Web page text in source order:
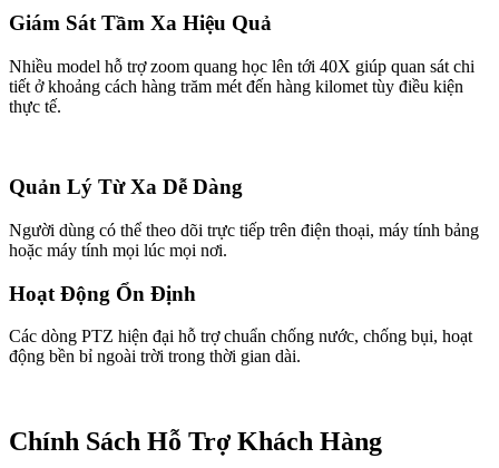
Giám Sát Tầm Xa Hiệu Quả
Nhiều model hỗ trợ zoom quang học lên tới 40X giúp quan sát chi
tiết ở khoảng cách hàng trăm mét đến hàng kilomet tùy điều kiện
thực tế.
Quản Lý Từ Xa Dễ Dàng
Người dùng có thể theo dõi trực tiếp trên điện thoại, máy tính bảng
hoặc máy tính mọi lúc mọi nơi.
Hoạt Động Ổn Định
Các dòng PTZ hiện đại hỗ trợ chuẩn chống nước, chống bụi, hoạt
động bền bỉ ngoài trời trong thời gian dài.
Chính Sách Hỗ Trợ Khách Hàng